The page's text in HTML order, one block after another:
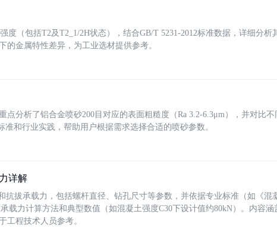
度（包括T2及T2_1/2H状态），结合GB/T 5231-2012标准数据，详细分析
的金属特性差异，为工业选材提供参考。
点分析了铝合金喷砂200目对应的表面粗糙度（Ra 3.2-6.3μm），并对比不
准和行业实践，帮助用户根据需求选择合适的喷砂参数。
详解
抗拔承载力，包括螺杆直径、钻孔尺寸等参数，并依据专业标准（如《混
载力计算方法和典型数值（如混凝土强度C30下设计值约80kN）。内容涵
工程技术人员参考。